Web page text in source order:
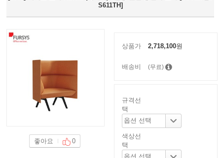
S611TH]
좋아요 0
상품가 2,718,100원
배송비 (무료)
규격선
택
색상선
택